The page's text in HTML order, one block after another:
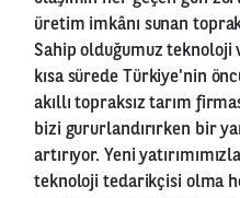
üretim imkânı sunan
Sahip olduğumuz teknoloji
kısa sürede Türkiye'nin
akıllı topraksız tarım
bizi gururlandırırken bir
artırıyor. Yeni
teknoloji tedarikçisi olma